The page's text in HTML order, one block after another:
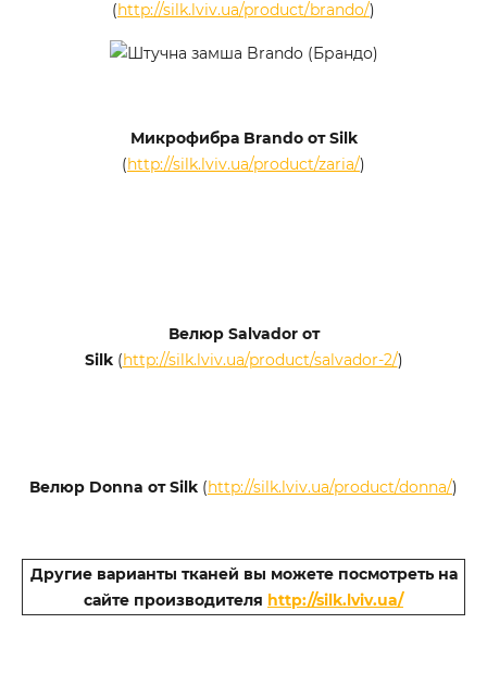
(http://silk.lviv.ua/product/brando/)
Микрофибра Brando от Silk
(http://silk.lviv.ua/product/zaria/)
Велюр Salvador от
Silk(http://silk.lviv.ua/product/salvador-2/)
Велюр Donna от Silk (http://silk.lviv.ua/product/donna/)
Другие варианты тканей вы можете посмотреть на
сайте производителя http://silk.lviv.ua/